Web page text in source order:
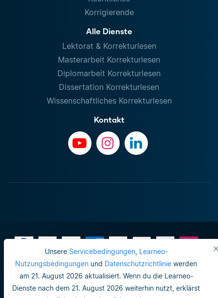
Unsere Servicebedingungen, Learneo-
Nutzungsbedingungen und Datenschutzrichtlinie werden
am 21. August 2026 aktualisiert. Wenn du die Learneo-
Dienste nach dem 21. August 2026 weiterhin nutzt, erklärst
Korrigierende
Alle Dienste
Lektorat & Korrekturlesen
Masterarbeit Korrekturlesen
Diplomarbeit Korrekturlesen
Dissertation Korrekturlesen
Wissenschaftliches Korrekturlesen
Kontakt
Impressum